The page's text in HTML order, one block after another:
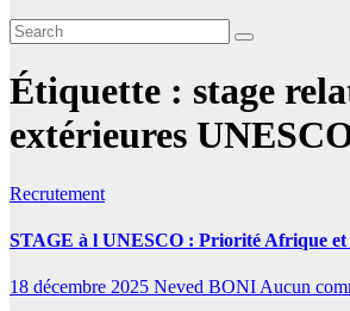
Étiquette : stage
extérieures
Recrutement
STAGE à l UNESCO : Priorité Afrique et
18 décembre 2025 Neved BONIAucun